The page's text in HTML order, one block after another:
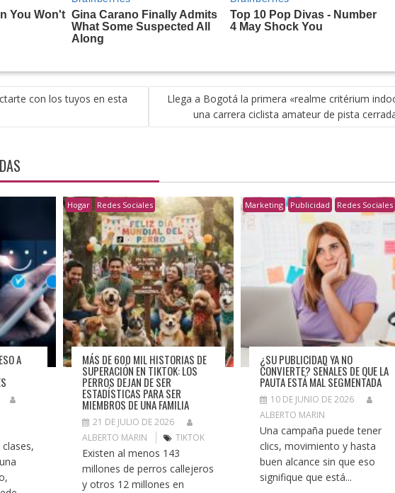
con los tuyos en esta
Llega a Bogotá la primera «realme critérium
una carrera ciclista amateur de pista
A
Hogar Redes Sociales
MÁS DE 600 MIL HISTORIAS DE
SUPERACIÓN EN TIKTOK: LOS
PERROS DEJAN DE SER
ESTADÍSTICAS PARA SER
MIEMBROS DE UNA FAMILIA
21 DE JULIO DE 2026
ALBERTO MARIN
TIKTOK
Existen al menos 143
millones de perros callejeros
y otros 12 millones en
Marketing Publicidad Redes Sociales
¿SU PUBLICIDAD YA NO
CONVIERTE? SEÑALES DE QUE LA
PAUTA ESTÁ MAL SEGMENTADA
10 DE JUNIO DE 2026
ALBERTO MARIN
Una campaña puede tener
clics, movimiento y hasta
buen alcance sin que eso
signifique que está...